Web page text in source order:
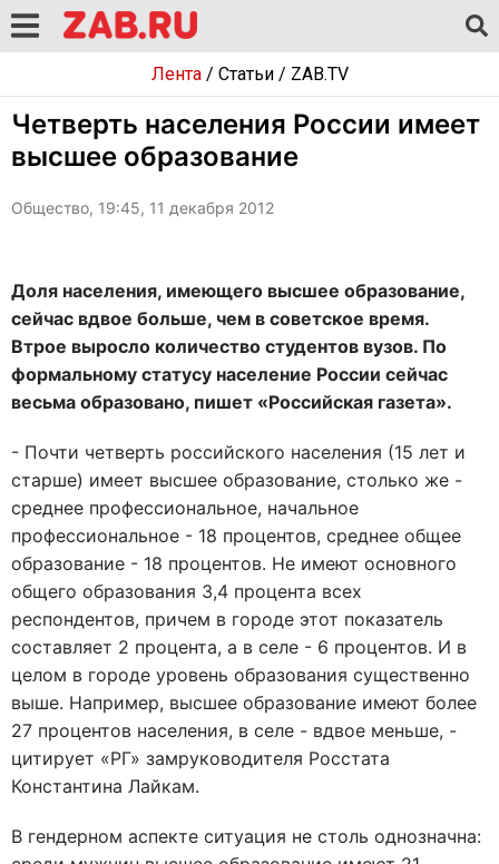
Лента/ Статьи/ ZAB.TV
Четверть населения России имеет
высшее образование
Общество, 19:45, 11 декабря 2012
Доля населения, имеющего высшее образование,
сейчас вдвое больше, чем в советское время.
Втрое выросло количество студентов вузов. По
формальному статусу население России сейчас
весьма образовано, пишет «Российская газета».
- Почти четверть российского населения (15 лет и
старше) имеет высшее образование, столько же -
среднее профессиональное, начальное
профессиональное - 18 процентов, среднее общее
образование - 18 процентов. Не имеют основного
общего образования 3,4 процента всех
респондентов, причем в городе этот показатель
составляет 2 процента, а в селе - 6 процентов. И в
целом в городе уровень образования существенно
выше. Например, высшее образование имеют более
27 процентов населения, в селе - вдвое меньше, -
цитирует «РГ» замруководителя Росстата
Константина Лайкам.
В гендерном аспекте ситуация не столь однозначна: